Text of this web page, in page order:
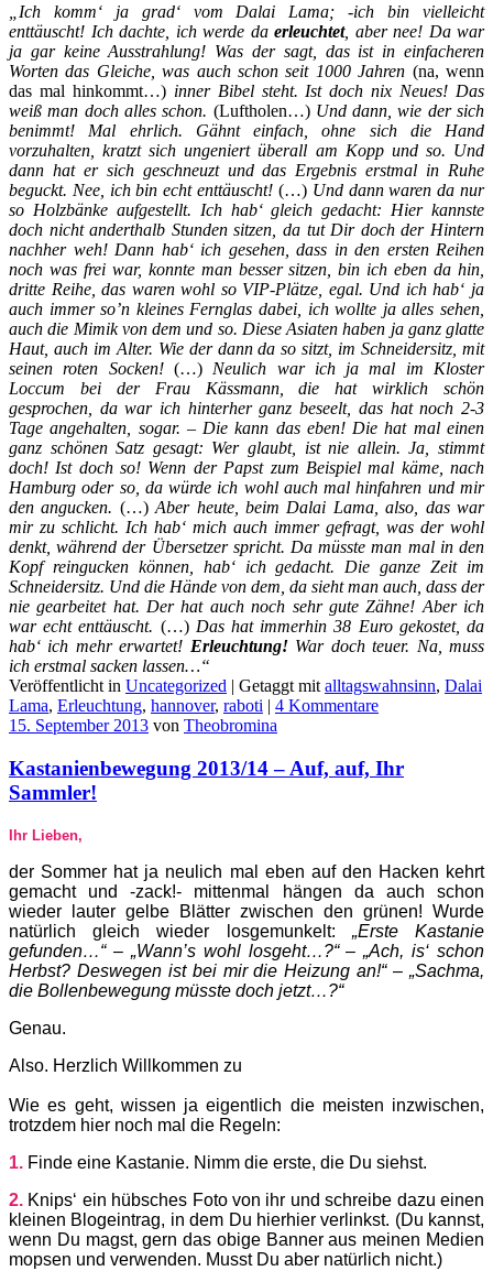
„Ich komm‘ ja grad‘ vom Dalai Lama; -ich bin vielleicht
enttäuscht! Ich dachte, ich werde da erleuchtet, aber nee! Da war
ja gar keine Ausstrahlung! Was der sagt, das ist in einfacheren
Worten das Gleiche, was auch schon seit 1000 Jahren (na, wenn
das mal hinkommt…)inner Bibel steht. Ist doch nix Neues! Das
weiß man doch alles schon. (Luftholen…) Und dann, wie der sich
benimmt! Mal ehrlich. Gähnt einfach, ohne sich die Hand
vorzuhalten, kratzt sich ungeniert überall am Kopp und so. Und
dann hat er sich geschneuzt und das Ergebnis erstmal in Ruhe
beguckt. Nee, ich bin echt enttäuscht! (…) Und dann waren da nur
so Holzbänke aufgestellt. Ich hab‘ gleich gedacht: Hier kannste
doch nicht anderthalb Stunden sitzen, da tut Dir doch der Hintern
nachher weh! Dann hab‘ ich gesehen, dass in den ersten Reihen
noch was frei war, konnte man besser sitzen, bin ich eben da hin,
dritte Reihe, das waren wohl so VIP-Plätze, egal. Und ich hab‘ ja
auch immer so’n kleines Fernglas dabei, ich wollte ja alles sehen,
auch die Mimik von dem und so. Diese Asiaten haben ja ganz glatte
Haut, auch im Alter. Wie der dann da so sitzt, im Schneidersitz, mit
seinen roten Socken!(…)Neulich war ich ja mal im Kloster
Loccum bei der Frau Kässmann, die hat wirklich schön
gesprochen, da war ich hinterher ganz beseelt, das hat noch 2-3
Tage angehalten, sogar. – Die kann das eben! Die hat mal einen
ganz schönen Satz gesagt: Wer glaubt, ist nie allein. Ja, stimmt
doch! Ist doch so! Wenn der Papst zum Beispiel mal käme, nach
Hamburg oder so, da würde ich wohl auch mal hinfahren und mir
den angucken. (…)Aber heute, beim Dalai Lama, also, das war
mir zu schlicht. Ich hab‘ mich auch immer gefragt, was der wohl
denkt, während der Übersetzer spricht. Da müsste man mal in den
Kopf reingucken können, hab‘ ich gedacht. Die ganze Zeit im
Schneidersitz. Und die Hände von dem, da sieht man auch, dass der
nie gearbeitet hat. Der hat auch noch sehr gute Zähne! Aber ich
war echt enttäuscht. (…)Das hat immerhin 38 Euro gekostet, da
hab‘ ich mehr erwartet! Erleuchtung!War doch teuer. Na, muss
ich erstmal sacken lassen…“
Veröffentlicht in Uncategorized | Getaggt mit alltagswahnsinn, Dalai
Lama, Erleuchtung, hannover, raboti | 4 Kommentare
15. September 2013 von Theobromina
Kastanienbewegung 2013/14 – Auf, auf, Ihr
Sammler!
Ihr Lieben,
der Sommer hat ja neulich mal eben auf den Hacken kehrt
gemacht und -zack!- mittenmal hängen da auch schon
wieder lauter gelbe Blätter zwischen den grünen! Wurde
natürlich gleich wieder losgemunkelt: „Erste Kastanie
gefunden…“ – „Wann’s wohl losgeht…?“ – „Ach, is‘ schon
Herbst? Deswegen ist bei mir die Heizung an!“ – „Sachma,
die Bollenbewegung müsste doch jetzt…?“
Genau.
Also. Herzlich Willkommen zu
Wie es geht, wissen ja eigentlich die meisten inzwischen,
trotzdem hier noch mal die Regeln:
1. Finde eine Kastanie. Nimm die erste, die Du siehst.
2. Knips‘ ein hübsches Foto von ihr und schreibe dazu einen
kleinen Blogeintrag, in dem Du hierhier verlinkst. (Du kannst,
wenn Du magst, gern das obige Banner aus meinen Medien
mopsen und verwenden. Musst Du aber natürlich nicht.)